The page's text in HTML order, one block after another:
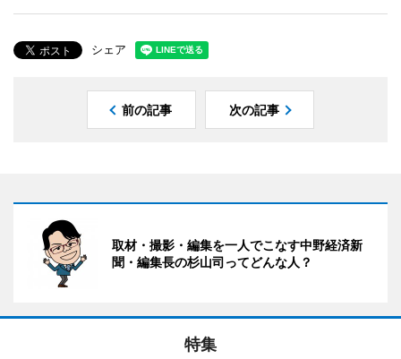
シェア
前の記事 次の記事
取材・撮影・編集を一人でこなす中野経済新
聞・編集長の杉山司ってどんな人？
特集